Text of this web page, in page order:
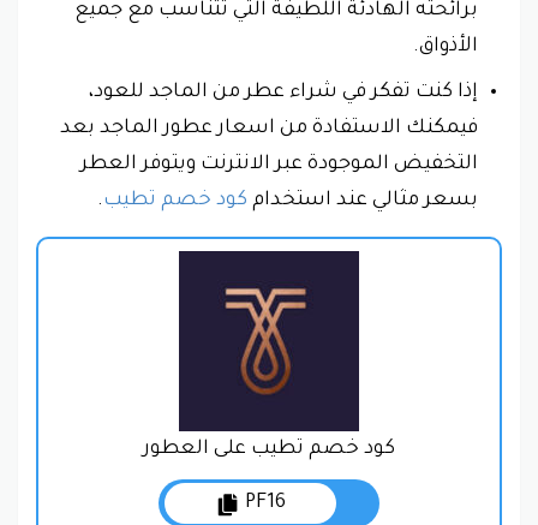
برائحته الهادئة اللطيفة التي تتناسب مع جميع
الأذواق.
إذا كنت تفكر في شراء عطر من الماجد للعود،
فيمكنك الاستفادة من اسعار عطور الماجد بعد
التخفيض الموجودة عبر الانترنت ويتوفر العطر
بسعر مثالي عند استخدام كود خصم تطيب.
كود خصم تطيب على العطور
PF16